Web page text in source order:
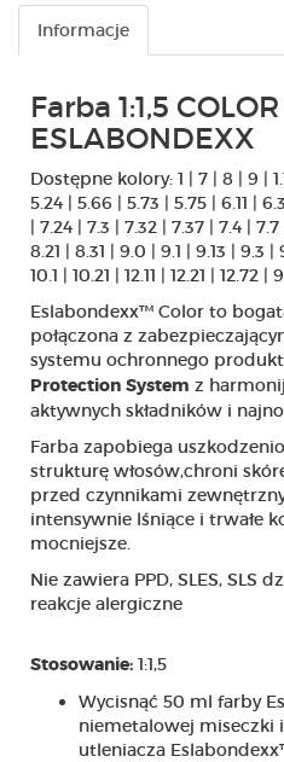
Informacje
Farba 1:1,5
ESLABONDEXX
Dostępne kolory: 1 | 7 | 8 | 9 |
5.24 | 5.66 | 5.73 | 5.75 | 6.11 |
| 7.24 | 7.3 | 7.32 | 7.37 | 7.4 |
8.21 | 8.31 | 9.0 | 9.1 | 9.13 | 9.3
10.1 | 10.21 | 12.11 | 12.21 | 12.72
Eslabondexx™ Color to
połączona z
systemu ochronnego
Protection System z
aktywnych składników i
Farba zapobiega
strukturę włosów,chroni
przed czynnikami
intensywnie lśniące i trwałe
mocniejsze.
Nie zawiera PPD, SLES, SLS
reakcje alergiczne
Stosowanie: 1:1,5
Wycisnąć 50 ml farby
niemetalowej miseczki
utleniacza